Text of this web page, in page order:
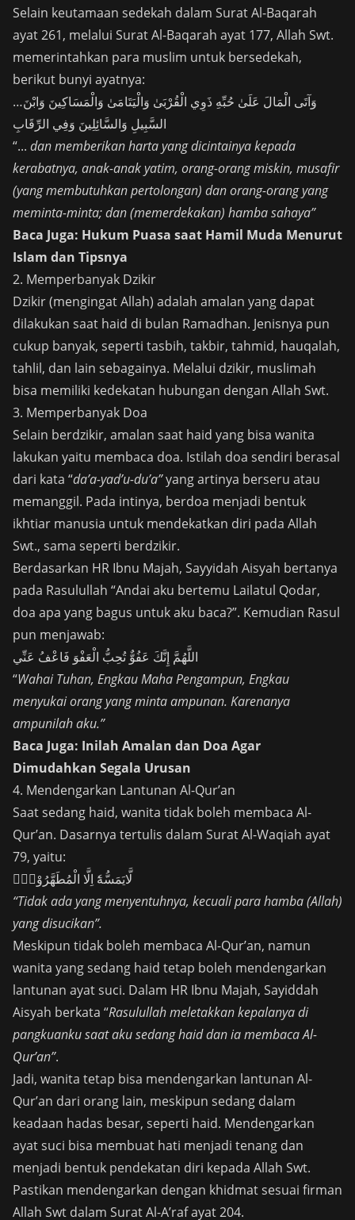
Selain keutamaan sedekah dalam Surat Al-Baqarah
ayat 261, melalui Surat Al-Baqarah ayat 177, Allah Swt.
memerintahkan para muslim untuk bersedekah,
berikut bunyi ayatnya:
…وَآتَى الْمَالَ عَلَىٰ حُبِّهِ ذَوِي الْقُرْبَىٰ وَالْيَتَامَىٰ وَالْمَسَاكِينَ وَابْنَ
السَّبِيلِ وَالسَّائِلِينَ وَفِي الرِّقَابِ
“... dan memberikan harta yang dicintainya kepada
kerabatnya, anak-anak yatim, orang-orang miskin, musafir
(yang membutuhkan pertolongan) dan orang-orang yang
meminta-minta; dan (memerdekakan) hamba sahaya”
Baca Juga: Hukum Puasa saat Hamil Muda Menurut
Islam dan Tipsnya
2. Memperbanyak Dzikir
Dzikir (mengingat Allah) adalah amalan yang dapat
dilakukan saat haid di bulan Ramadhan. Jenisnya pun
cukup banyak, seperti tasbih, takbir, tahmid, hauqalah,
tahlil, dan lain sebagainya. Melalui dzikir, muslimah
bisa memiliki kedekatan hubungan dengan Allah Swt.
3. Memperbanyak Doa
Selain berdzikir, amalan saat haid yang bisa wanita
lakukan yaitu membaca doa. Istilah doa sendiri berasal
dari kata “da’a-yad’u-du’a”yang artinya berseru atau
memanggil. Pada intinya, berdoa menjadi bentuk
ikhtiar manusia untuk mendekatkan diri pada Allah
Swt., sama seperti berdzikir.
Berdasarkan HR Ibnu Majah, Sayyidah Aisyah bertanya
pada Rasulullah “Andai aku bertemu Lailatul Qodar,
doa apa yang bagus untuk aku baca?”. Kemudian Rasul
pun menjawab:
اللَّهُمَّ إِنَّكَ عَفُوٌّ تُحِبُّ الْعَفْوَ فَاعْفُ عَنِّي
“Wahai Tuhan, Engkau Maha Pengampun, Engkau
menyukai orang yang minta ampunan. Karenanya
ampunilah aku.”
Baca Juga: Inilah Amalan dan Doa Agar
Dimudahkan Segala Urusan
4. Mendengarkan Lantunan Al-Qur’an
Saat sedang haid, wanita tidak boleh membaca Al-
Qur’an. Dasarnya tertulis dalam Surat Al-Waqiah ayat
79, yaitu:
لَّايَمَسُّهٗٓ اِلَّا الْمُطَهَّرُوْنَۗ
“Tidak ada yang menyentuhnya, kecuali para hamba (Allah)
yang disucikan”.
Meskipun tidak boleh membaca Al-Qur’an, namun
wanita yang sedang haid tetap boleh mendengarkan
lantunan ayat suci. Dalam HR Ibnu Majah, Sayiddah
Aisyah berkata “Rasulullah meletakkan kepalanya di
pangkuanku saat aku sedang haid dan ia membaca Al-
Qur’an”.
Jadi, wanita tetap bisa mendengarkan lantunan Al-
Qur’an dari orang lain, meskipun sedang dalam
keadaan hadas besar, seperti haid. Mendengarkan
ayat suci bisa membuat hati menjadi tenang dan
menjadi bentuk pendekatan diri kepada Allah Swt.
Pastikan mendengarkan dengan khidmat sesuai firman
Allah Swt dalam Surat Al-A’raf ayat 204.